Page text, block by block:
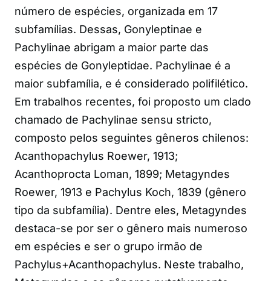
número de espécies, organizada em 17
subfamílias. Dessas, Gonyleptinae e
Pachylinae abrigam a maior parte das
espécies de Gonyleptidae. Pachylinae é a
maior subfamília, e é considerado polifilético.
Em trabalhos recentes, foi proposto um clado
chamado de Pachylinae sensu stricto,
composto pelos seguintes gêneros chilenos:
Acanthopachylus Roewer, 1913;
Acanthoprocta Loman, 1899; Metagyndes
Roewer, 1913 e Pachylus Koch, 1839 (gênero
tipo da subfamília). Dentre eles, Metagyndes
destaca-se por ser o gênero mais numeroso
em espécies e ser o grupo irmão de
Pachylus+Acanthopachylus. Neste trabalho,